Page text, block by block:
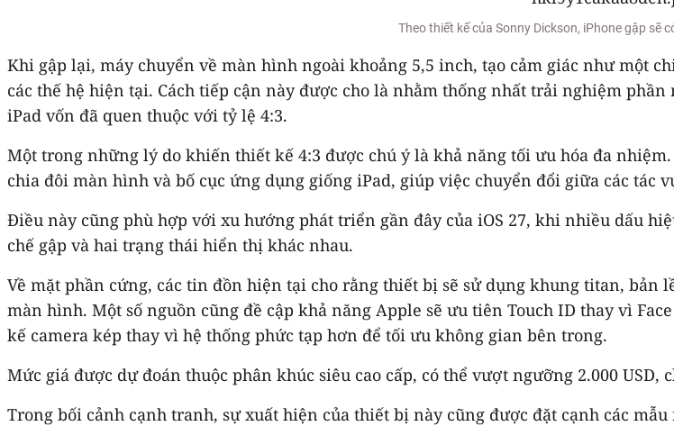
Theo thiết kế của Sonny Dickson, iPhone gập sẽ
Khi gập lại, máy chuyển về màn hình ngoài khoảng 5,5 inch, tạo cảm giác như một
các thế hệ hiện tại. Cách tiếp cận này được cho là nhằm thống nhất trải nghiệm
iPad vốn đã quen thuộc với tỷ lệ 4:3.
Một trong những lý do khiến thiết kế 4:3 được chú ý là khả năng tối ưu hóa đa
chia đôi màn hình và bố cục ứng dụng giống iPad, giúp việc chuyển đổi giữa các
Điều này cũng phù hợp với xu hướng phát triển gần đây của iOS 27, khi nhiều dấu
chế gập và hai trạng thái hiển thị khác nhau.
Về mặt phần cứng, các tin đồn hiện tại cho rằng thiết bị sẽ sử dụng khung titan,
màn hình. Một số nguồn cũng đề cập khả năng Apple sẽ ưu tiên Touch ID thay vì
kế camera kép thay vì hệ thống phức tạp hơn để tối ưu không gian bên trong.
Mức giá được dự đoán thuộc phân khúc siêu cao cấp, có thể vượt ngưỡng 2.000
Trong bối cảnh cạnh tranh, sự xuất hiện của thiết bị này cũng được đặt cạnh các